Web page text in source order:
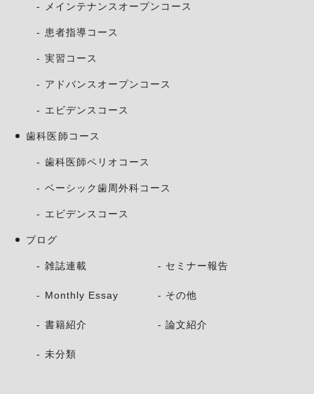
メインテナンスオープンコース
患者指導コース
実習コース
アドバンスオープンコース
エビデンスコース
歯科医師コース
歯科医師ペリオコース
ベーシック歯周外科コース
エビデンスコース
ブログ
雑誌連載 セミナー報告
Monthly Essay その他
書籍紹介 論文紹介
未分類